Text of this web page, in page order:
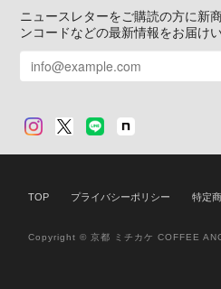
ニュースレターをご購読の方に新
ンコードなどの最新情報をお届け
TOP プライバシーポリシー 特定
Copyright © 京都 ミチカケ COFFEE